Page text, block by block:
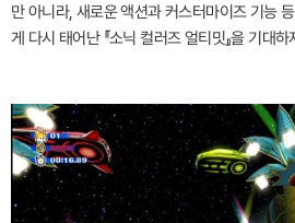
만 아니라, 새로운 액션과 커스터마이즈 기능
게 다시 태어난 『소닉 컬러즈 얼티밋』을 기대하